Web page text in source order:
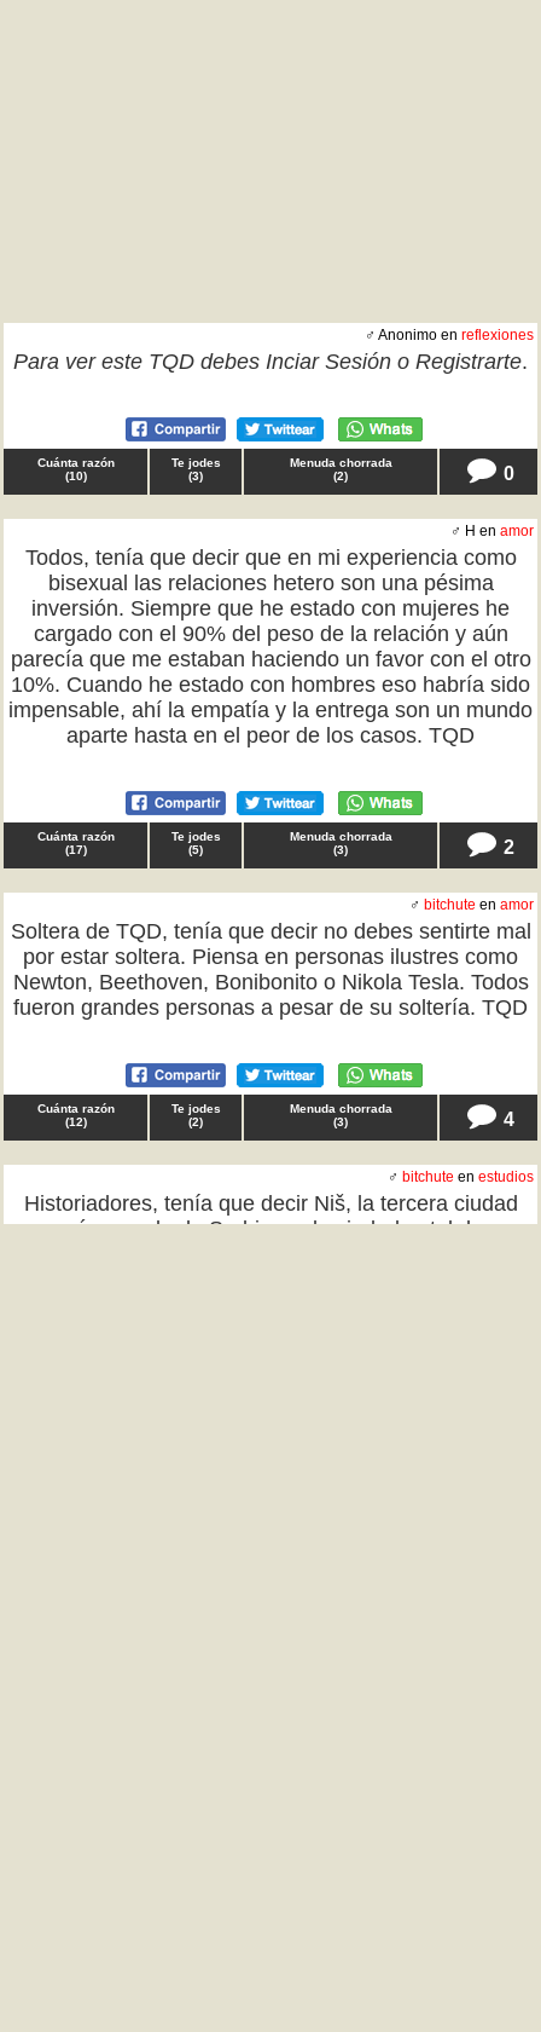
♂ Anonimo en reflexiones
Para ver este TQD debes Inciar Sesión o Registrarte.
Cuánta razón
(10)
Te jodes
(3)
Menuda chorrada
(2) 0
♂ H en amor
Todos, tenía que decir que en mi experiencia como
bisexual las relaciones hetero son una pésima
inversión. Siempre que he estado con mujeres he
cargado con el 90% del peso de la relación y aún
parecía que me estaban haciendo un favor con el otro
10%. Cuando he estado con hombres eso habría sido
impensable, ahí la empatía y la entrega son un mundo
aparte hasta en el peor de los casos. TQD
Cuánta razón
(17)
Te jodes
(5)
Menuda chorrada
(3) 2
♂ bitchute en amor
Soltera de TQD, tenía que decir no debes sentirte mal
por estar soltera. Piensa en personas ilustres como
Newton, Beethoven, Bonibonito o Nikola Tesla. Todos
fueron grandes personas a pesar de su soltería. TQD
Cuánta razón
(12)
Te jodes
(2)
Menuda chorrada
(3) 4
♂ bitchute en estudios
Historiadores, tenía que decir Niš, la tercera ciudad
más grande de Serbia, es la ciudad natal de